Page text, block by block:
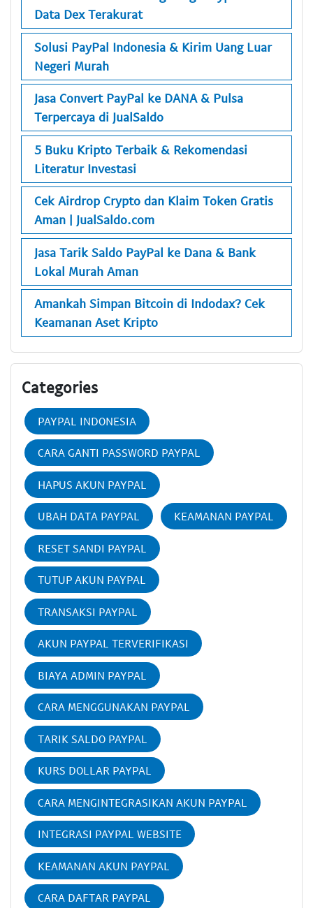
Data Dex Terakurat
Solusi PayPal Indonesia & Kirim Uang Luar
Negeri Murah
Jasa Convert PayPal ke DANA & Pulsa
Terpercaya di JualSaldo
5 Buku Kripto Terbaik & Rekomendasi
Literatur Investasi
Cek Airdrop Crypto dan Klaim Token Gratis
Aman | JualSaldo.com
Jasa Tarik Saldo PayPal ke Dana & Bank
Lokal Murah Aman
Amankah Simpan Bitcoin di Indodax? Cek
Keamanan Aset Kripto
Categories
PAYPAL INDONESIA
CARA GANTI PASSWORD PAYPAL
HAPUS AKUN PAYPAL
UBAH DATA PAYPAL KEAMANAN PAYPAL
RESET SANDI PAYPAL
TUTUP AKUN PAYPAL
TRANSAKSI PAYPAL
AKUN PAYPAL TERVERIFIKASI
BIAYA ADMIN PAYPAL
CARA MENGGUNAKAN PAYPAL
TARIK SALDO PAYPAL
KURS DOLLAR PAYPAL
CARA MENGINTEGRASIKAN AKUN PAYPAL
INTEGRASI PAYPAL WEBSITE
KEAMANAN AKUN PAYPAL
CARA DAFTAR PAYPAL